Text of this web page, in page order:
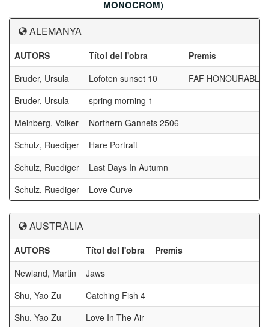
MONOCROM)
ALEMANYA
AUTORS Títol del l'obra
Premis
Bruder, Ursula
Lofoten sunset 10
FAF HONOURABLE
Bruder, Ursula
spring morning 1
Meinberg, Volker
Northern Gannets 2506
Schulz, Ruediger
Hare Portrait
Schulz, Ruediger
Last Days In Autumn
Schulz, Ruediger
Love Curve
AUSTRÀLIA
AUTORS Títol del l'obra
Premis
Newland, Martin
Jaws
Shu, Yao Zu
Catching Fish 4
Shu, Yao Zu
Love In The Air